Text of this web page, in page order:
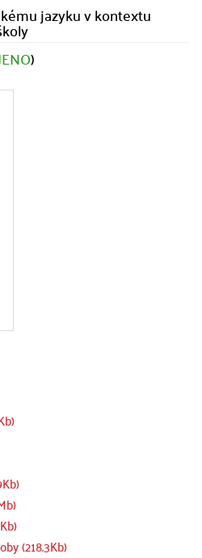
jazyku v kontextu
)
(218.3Kb)